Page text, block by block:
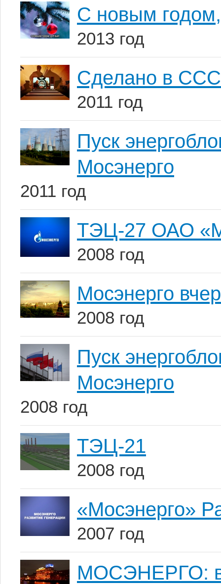
С новым
2013 год
Сделано в
2011 год
Пуск
Мосэнерго
2011 год
ТЭЦ-27 ОАО
2008 год
Мосэнерго
2008 год
Пуск
Мосэнерго
2008 год
ТЭЦ-21
2008 год
«Мосэнерго»
2007 год
МОСЭНЕРГО: